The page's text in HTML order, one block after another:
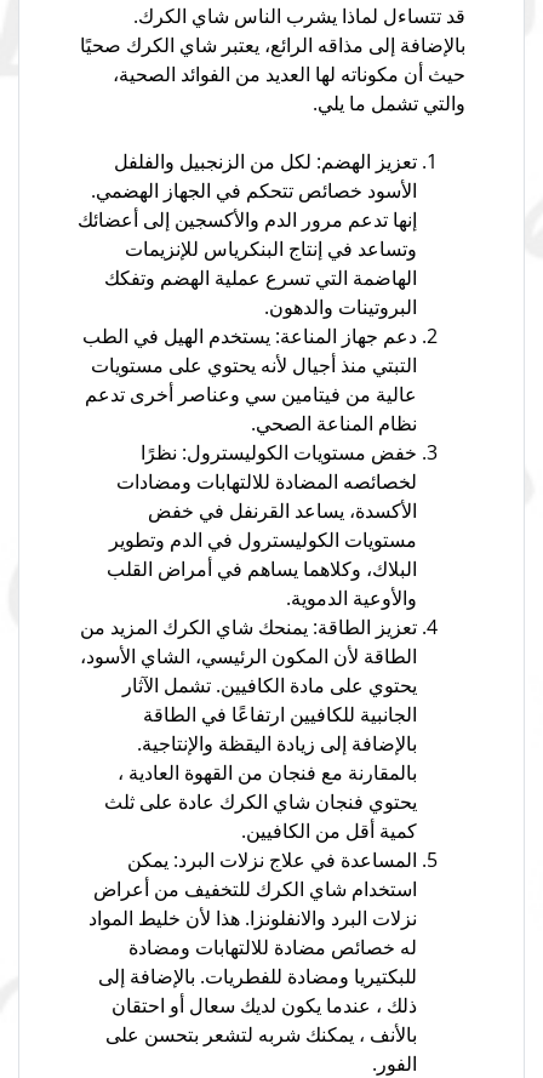
قد تتساءل لماذا يشرب الناس شاي الكرك.
بالإضافة إلى مذاقه الرائع، يعتبر شاي الكرك صحيًا
حيث أن مكوناته لها العديد من الفوائد الصحية،
والتي تشمل ما يلي.
تعزيز الهضم: لكل من الزنجبيل والفلفل
الأسود خصائص تتحكم في الجهاز الهضمي.
إنها تدعم مرور الدم والأكسجين إلى أعضائك
وتساعد في إنتاج البنكرياس للإنزيمات
الهاضمة التي تسرع عملية الهضم وتفكك
البروتينات والدهون.
دعم جهاز المناعة: يستخدم الهيل في الطب
التبتي منذ أجيال لأنه يحتوي على مستويات
عالية من فيتامين سي وعناصر أخرى تدعم
نظام المناعة الصحي.
خفض مستويات الكوليسترول: نظرًا
لخصائصه المضادة للالتهابات ومضادات
الأكسدة، يساعد القرنفل في خفض
مستويات الكوليسترول في الدم وتطوير
البلاك، وكلاهما يساهم في أمراض القلب
والأوعية الدموية.
تعزيز الطاقة: يمنحك شاي الكرك المزيد من
الطاقة لأن المكون الرئيسي، الشاي الأسود،
يحتوي على مادة الكافيين. تشمل الآثار
الجانبية للكافيين ارتفاعًا في الطاقة
بالإضافة إلى زيادة اليقظة والإنتاجية.
بالمقارنة مع فنجان من القهوة العادية ،
يحتوي فنجان شاي الكرك عادة على ثلث
كمية أقل من الكافيين.
المساعدة في علاج نزلات البرد: يمكن
استخدام شاي الكرك للتخفيف من أعراض
نزلات البرد والانفلونزا. هذا لأن خليط المواد
له خصائص مضادة للالتهابات ومضادة
للبكتيريا ومضادة للفطريات. بالإضافة إلى
ذلك ، عندما يكون لديك سعال أو احتقان
بالأنف ، يمكنك شربه لتشعر بتحسن على
الفور.